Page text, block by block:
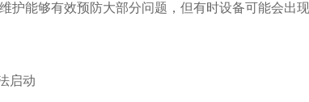
能够有效预防大部分问题，但有时设备可能会出现
启动